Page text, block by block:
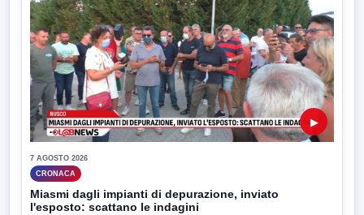
▶
7 AGOSTO 2026
CRONACA
Miasmi dagli impianti di depurazione, inviato
l'esposto: scattano le indagini